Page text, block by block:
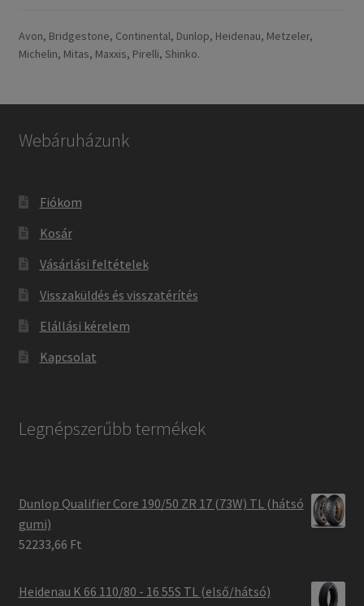
Avon, Bridgestone, Continental, Dunlop, Heidenau, Metzeler,
Michelin, Mitas, Maxxis, Pirelli, Shinko.
Webáruházunk
Fiókom
Kosár
Vásárlási feltételek
Visszaküldés és visszatérítés
Elállási kérelem
Kapcsolat
Legnépszerűbb termékek
Dunlop Qualifier Core 190/50 ZR 17 (73W) TL (hátsó
gumi)
52233,66 Ft
Heidenau K 66 110/80 - 16 55S TL (első/hátsó)